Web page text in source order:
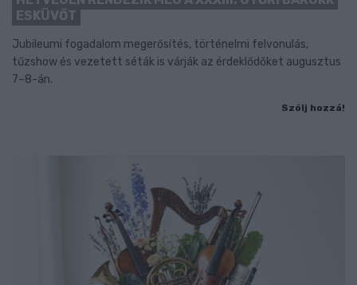
ESKÜVŐT
Jubileumi fogadalom megerősítés, történelmi felvonulás,
tűzshow és vezetett séták is várják az érdeklődőket augusztus
7–8-án.
Szólj hozzá!